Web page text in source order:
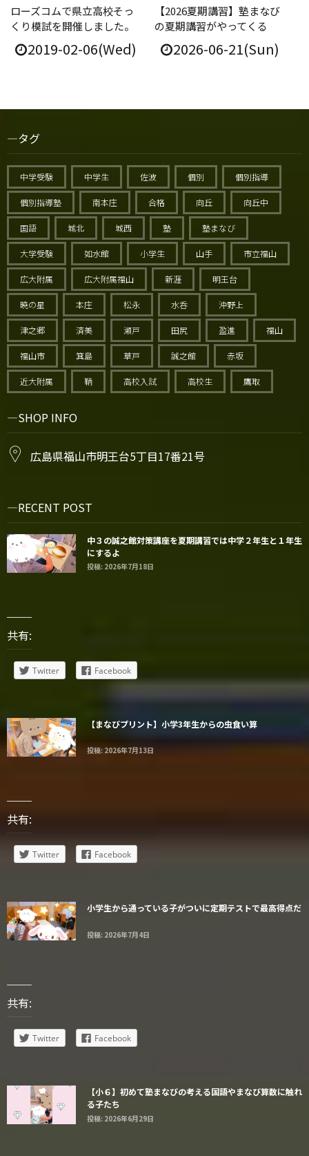
ローズコムで県立高校そっ
くり模試を開催しました。
2019-02-06(Wed)
【2026夏期講習】塾まなび
の夏期講習がやってくる
2026-06-21(Sun)
タグ
中学受験 中学生 佐波 個別 個別指導
個別指導塾 南本庄 合格 向丘 向丘中
国語 城北 城西 塾 塾まなび
大学受験 如水館 小学生 山手 市立福山
広大附属 広大附属福山 新涯 明王台
暁の星 本庄 松永 水呑 沖野上
津之郷 済美 瀬戸 田尻 盈進 福山
福山市 箕島 草戸 誠之館 赤坂
近大附属 鞆 高校入試 高校生 鷹取
SHOP INFO
広島県福山市明王台5丁目17番21号
RECENT POST
中３の誠之館対策講座を夏期講習では中学２年生と１年生
にするよ
投稿: 2026年7月18日
共有:
Twitter Facebook
【まなびプリント】小学3年生からの虫食い算
投稿: 2026年7月13日
共有:
Twitter Facebook
小学生から通っている子がついに定期テストで最高得点だ
投稿: 2026年7月4日
共有:
Twitter Facebook
【小６】初めて塾まなびの考える国語やまなび算数に触れ
る子たち
投稿: 2026年6月29日